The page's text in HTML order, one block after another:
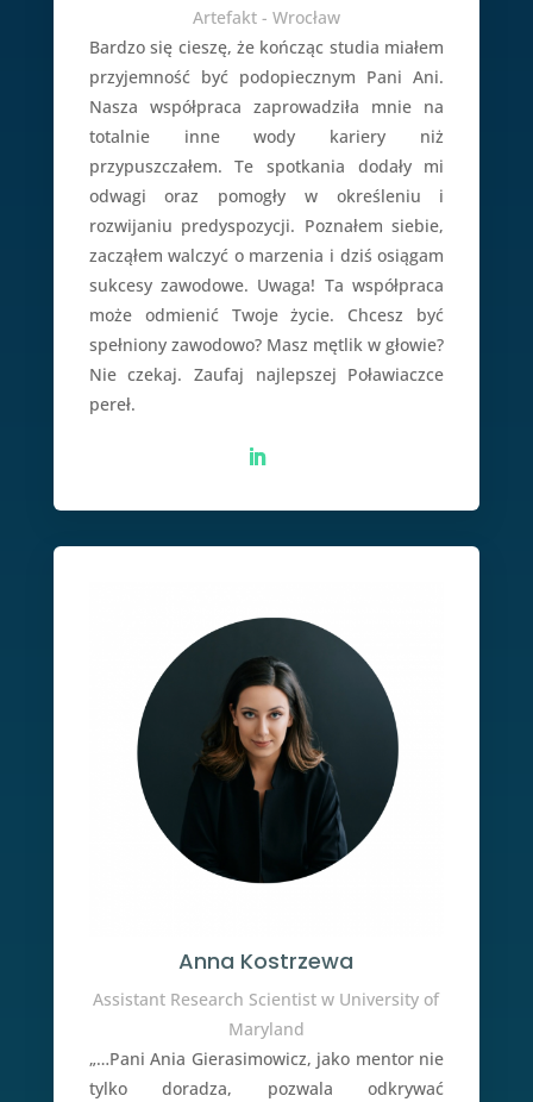
Artefakt - Wrocław
Bardzo się cieszę, że kończąc studia miałem
przyjemność być podopiecznym Pani Ani.
Nasza współpraca zaprowadziła mnie na
totalnie inne wody kariery niż
przypuszczałem. Te spotkania dodały mi
odwagi oraz pomogły w określeniu i
rozwijaniu predyspozycji. Poznałem siebie,
zacząłem walczyć o marzenia i dziś osiągam
sukcesy zawodowe. Uwaga! Ta współpraca
może odmienić Twoje życie. Chcesz być
spełniony zawodowo? Masz mętlik w głowie?
Nie czekaj. Zaufaj najlepszej Poławiaczce
pereł.
Anna Kostrzewa
Assistant Research Scientist w University of
Maryland
„…Pani Ania Gierasimowicz, jako mentor nie
tylko doradza, pozwala odkrywać